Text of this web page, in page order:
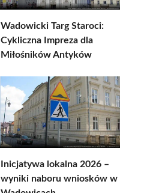
Wadowicki Targ Staroci:
Cykliczna Impreza dla
Miłośników Antyków
Inicjatywa lokalna 2026 –
wyniki naboru wniosków w